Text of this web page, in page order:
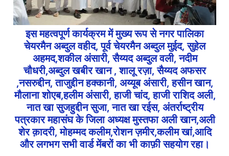
इस महत्वपूर्ण कार्यक्रम में मुख्य रूप से नगर पालिका
चेयरमैन अब्दुल वहीद, पूर्व चेयरमैन अब्दुल मुईद, सुहेल
अहमद,शकील अंसारी, सैय्यद अब्दुल वली, नदीम
चौधरी,अब्दुल खबीर खान , शालू रज़ा, सैय्यद अफसर
,नसरुद्दीन, ताजुद्दीन हक्कानी, अय्यूब अंसारी, हसीन खान,
मौलाना शोएब,हलीम अंसारी, हाजी चांद, हाजी राशिद अली,
नात खा सुजहुद्दीन सुजा, नात खा रईस, अंतर्राष्ट्रीय
पत्रकार महासंघ के जिला अध्यक्ष मुस्तफा अली खान,अली
शेर क़ादरी, मोहम्मद कलीम,रोशन ज़मीर,कलीम खां,आदि
और लगभग सभी वार्ड मेंबरों का भी काफ़ी सहयोग रहा।